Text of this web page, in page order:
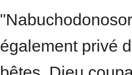
également privé